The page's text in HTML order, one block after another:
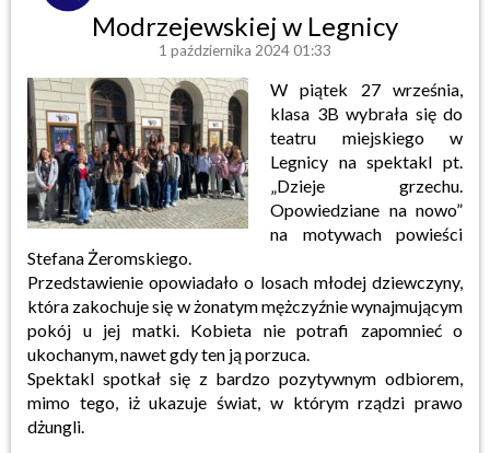
Modrzejewskiej w Legnicy
1 października 2024 01:33
W piątek 27 września,
klasa 3B wybrała się do
teatru miejskiego w
Legnicy na spektakl pt.
„Dzieje grzechu.
Opowiedziane na nowo”
na motywach powieści
Stefana Żeromskiego.
Przedstawienie opowiadało o losach młodej dziewczyny,
która zakochuje się w żonatym mężczyźnie wynajmującym
pokój u jej matki. Kobieta nie potrafi zapomnieć o
ukochanym, nawet gdy ten ją porzuca.
Spektakl spotkał się z bardzo pozytywnym odbiorem,
mimo tego, iż ukazuje świat, w którym rządzi prawo
dżungli.